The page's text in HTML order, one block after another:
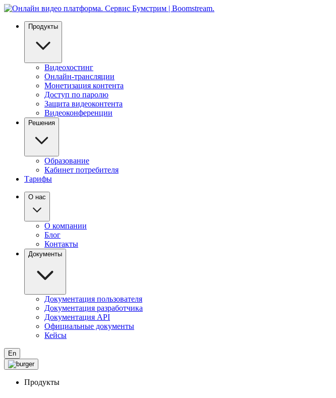
Продукты
Видеохостинг
Онлайн-трансляции
Монетизация контента
Доступ по паролю
Защита видеоконтента
Видеоконференции
Решения
Образование
Кабинет потребителя
Тарифы
О нас
О компании
Блог
Контакты
Документы
Документация пользователя
Документация разработчика
Документация API
Официальные документы
Кейсы
En
Продукты